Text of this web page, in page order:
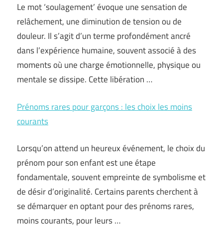
Le mot ‘soulagement’ évoque une sensation de
relâchement, une diminution de tension ou de
douleur. Il s’agit d’un terme profondément ancré
dans l’expérience humaine, souvent associé à des
moments où une charge émotionnelle, physique ou
mentale se dissipe. Cette libération …
Prénoms rares pour garçons : les choix les moins
courants
Lorsqu’on attend un heureux événement, le choix du
prénom pour son enfant est une étape
fondamentale, souvent empreinte de symbolisme et
de désir d’originalité. Certains parents cherchent à
se démarquer en optant pour des prénoms rares,
moins courants, pour leurs …